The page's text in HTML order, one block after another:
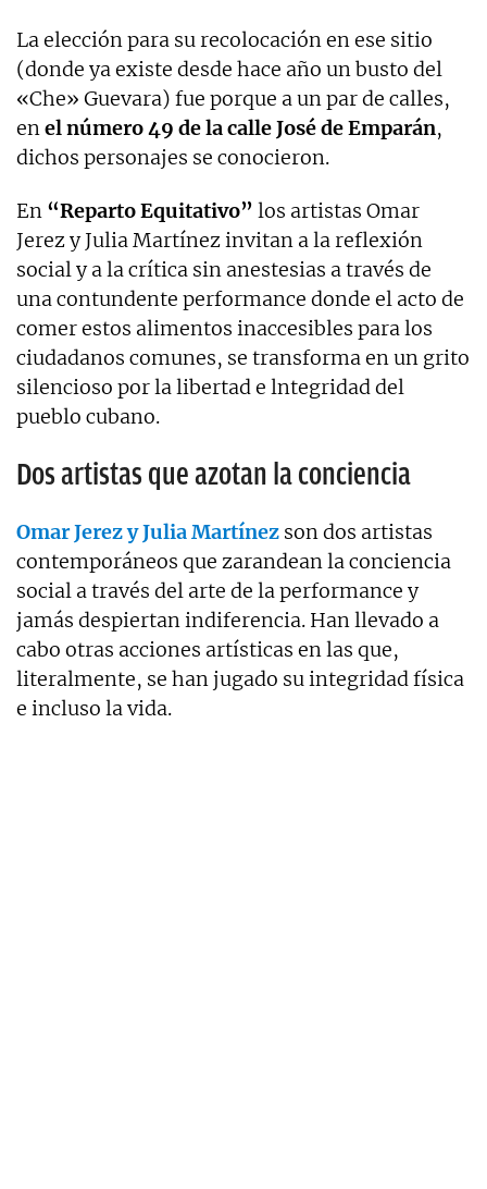
La elección para su recolocación en ese sitio
(donde ya existe desde hace año un busto del
«Che» Guevara) fue porque a un par de calles,
enel número 49 de la calle José de Emparán,
dichos personajes se conocieron.
En “Reparto Equitativo” los artistas Omar
Jerez y Julia Martínez invitan a la reflexión
social y a la crítica sin anestesias a través de
una contundente performance donde el acto de
comer estos alimentos inaccesibles para los
ciudadanos comunes, se transforma en un grito
silencioso por la libertad e lntegridad del
pueblo cubano.
Dos artistas que azotan la conciencia
Omar Jerez y Julia Martínez son dos artistas
contemporáneos que zarandean la conciencia
social a través del arte de la performance y
jamás despiertan indiferencia. Han llevado a
cabo otras acciones artísticas en las que,
literalmente, se han jugado su integridad física
e incluso la vida.